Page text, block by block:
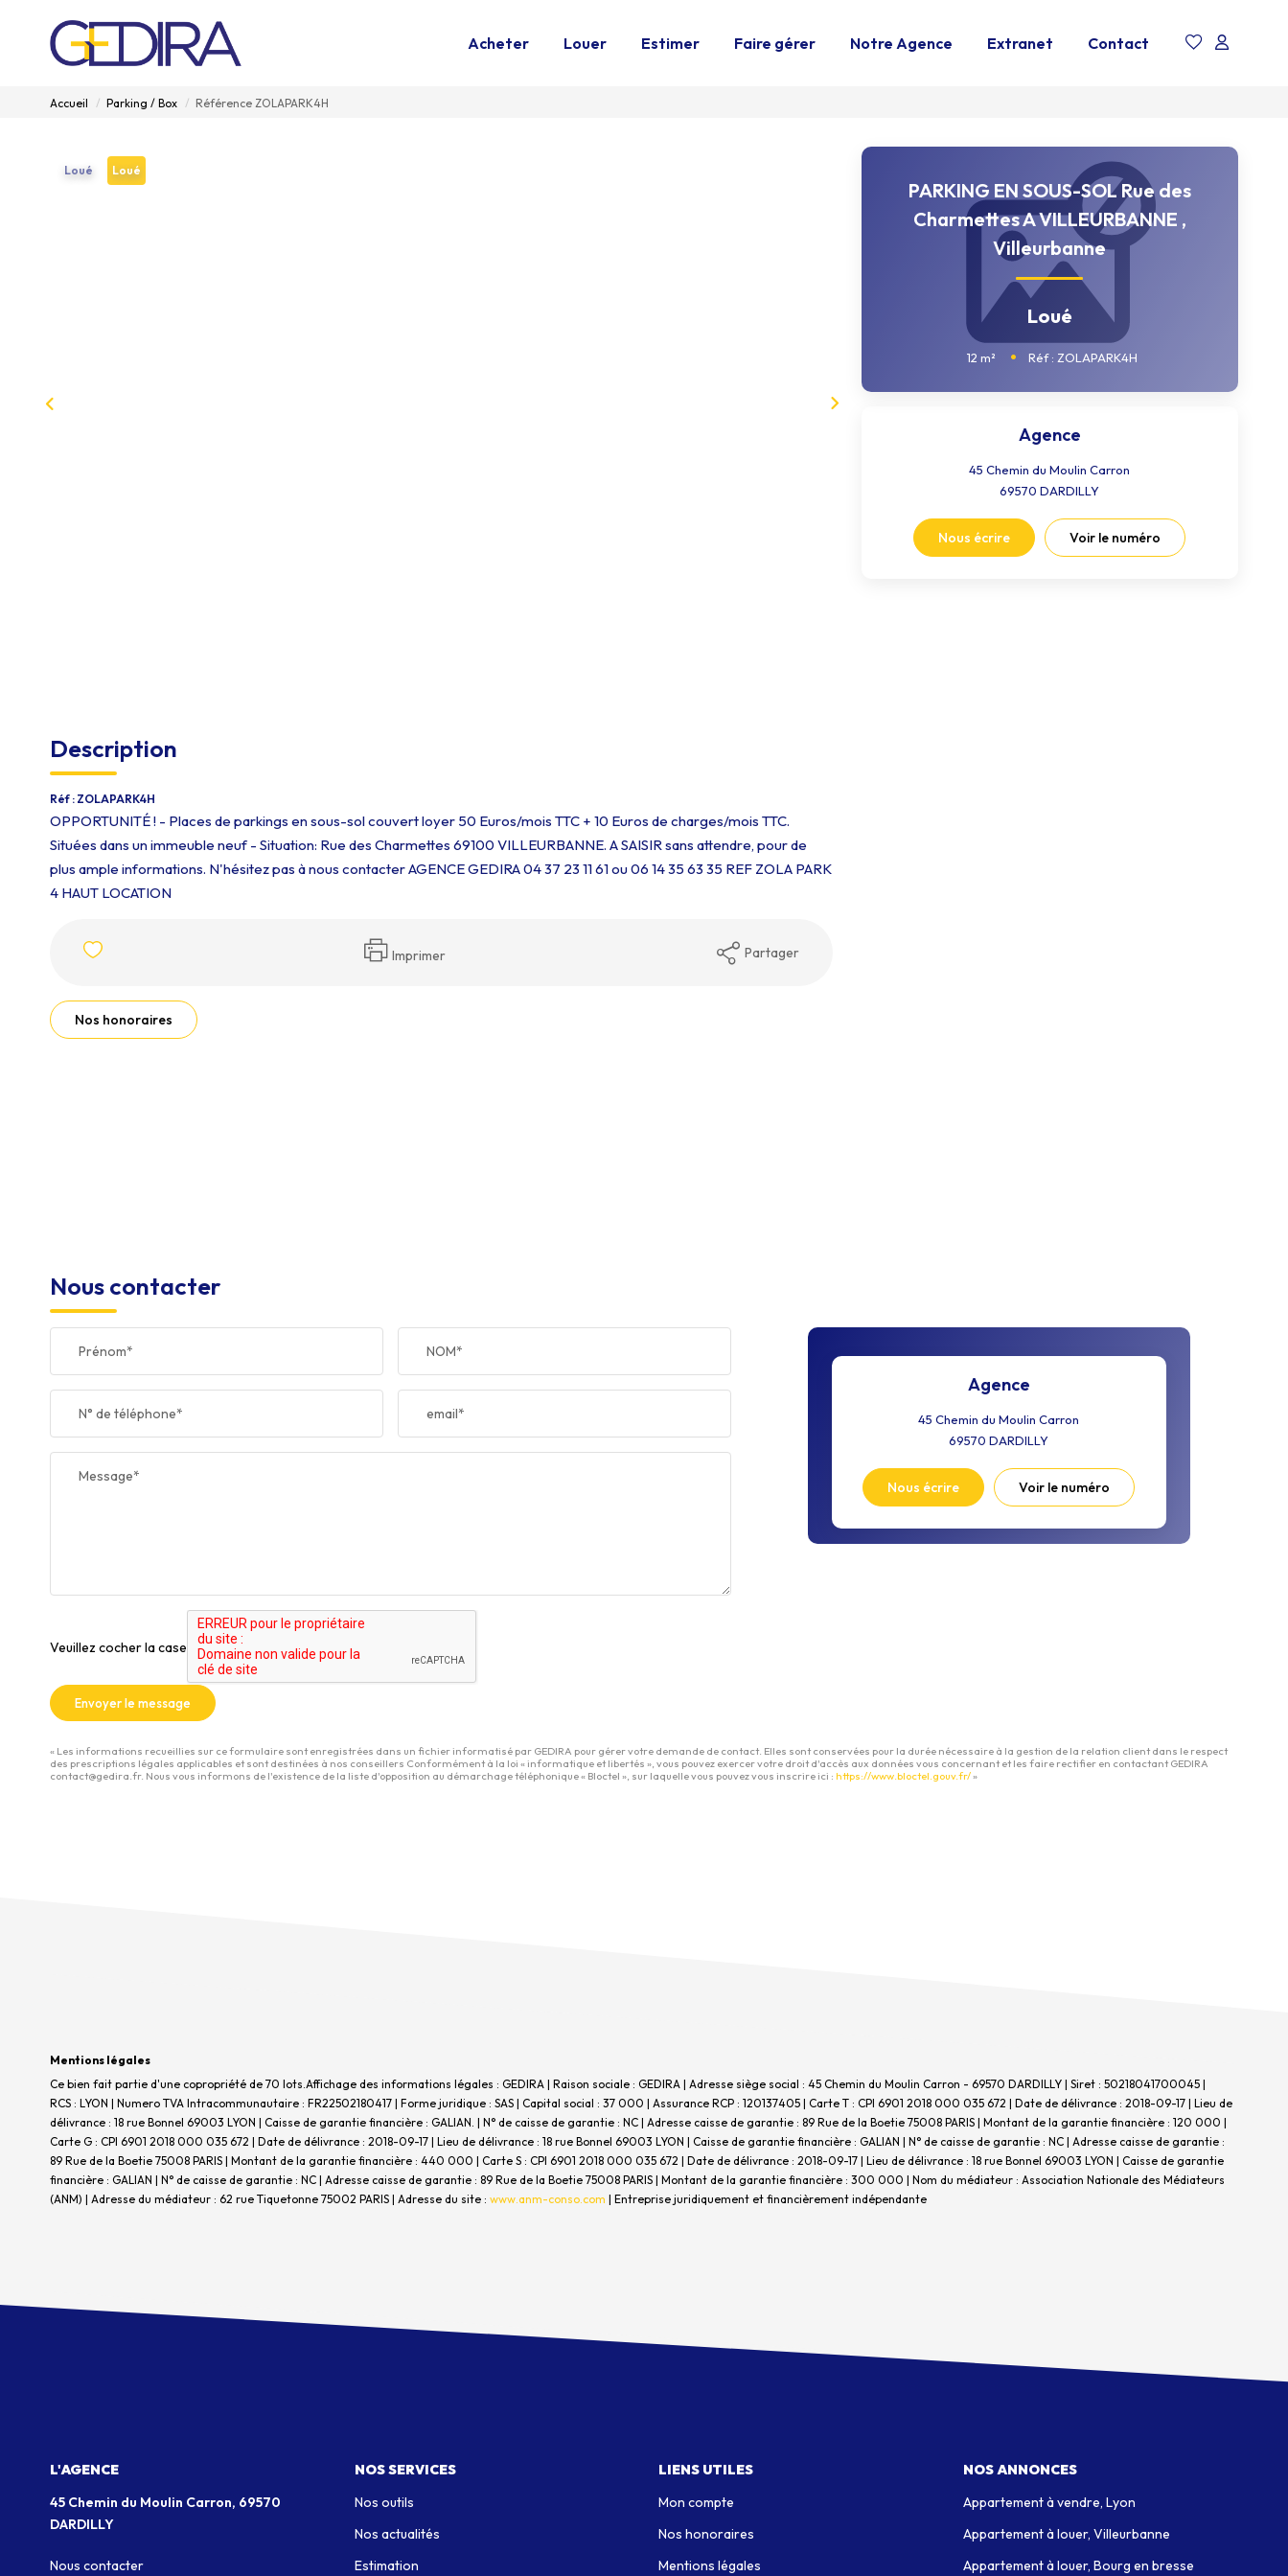
Acheter Louer Estimer Faire gérer Notre Agence Extranet Contact
Accueil Parking / Box Référence ZOLAPARK4H
Loué Loué
Description
Réf : ZOLAPARK4H
OPPORTUNITÉ ! - Places de parkings en sous-sol couvert loyer 50 Euros/mois TTC + 10 Euros de charges/mois TTC.
Situées dans un immeuble neuf - Situation: Rue des Charmettes 69100 VILLEURBANNE. A SAISIR sans attendre, pour de
plus ample informations. N'hésitez pas à nous contacter AGENCE GEDIRA 04 37 23 11 61 ou 06 14 35 63 35 REF ZOLA PARK
4 HAUT LOCATION
Imprimer Partager
Nos honoraires
PARKING EN SOUS-SOL Rue des
Charmettes A VILLEURBANNE ,
Villeurbanne
Loué
12m² Réf : ZOLAPARK4H
Agence
45 Chemin du Moulin Carron
69570DARDILLY
Nous écrire Voir le numéro
Nous contacter
Prénom* NOM*
N° de téléphone* email*
Message*
Veuillez cocher la case
Envoyer le message
Agence
45 Chemin du Moulin Carron
69570DARDILLY
Nous écrire Voir le numéro
« Les informations recueillies sur ce formulaire sont enregistrées dans un fichier informatisé par GEDIRA pour gérer votre demande de contact. Elles sont conservées pour la durée nécessaire à la gestion de la relation client dans le respect
des prescriptions légales applicables et sont destinées à nos conseillers Conformément à la loi « informatique et libertés », vous pouvez exercer votre droit d'accès aux données vous concernant et les faire rectifier en contactant GEDIRA
contact@gedira.fr. Nous vous informons de l'existence de la liste d'opposition au démarchage téléphonique « Bloctel », sur laquelle vous pouvez vous inscrire ici : https://www.bloctel.gouv.fr/»
Mentions légales
Ce bien fait partie d'une copropriété de 70 lots.Affichage des informations légales : GEDIRA | Raison sociale : GEDIRA | Adresse siège social : 45 Chemin du Moulin Carron - 69570 DARDILLY | Siret : 50218041700045 |
RCS : LYON | Numero TVA Intracommunautaire : FR22502180417 | Forme juridique : SAS | Capital social : 37 000 | Assurance RCP : 120137405 | Carte T : CPI 6901 2018 000 035 672 | Date de délivrance : 2018-09-17 | Lieu de
délivrance : 18 rue Bonnel 69003 LYON | Caisse de garantie financière : GALIAN. | N° de caisse de garantie : NC | Adresse caisse de garantie : 89 Rue de la Boetie 75008 PARIS | Montant de la garantie financière : 120 000 |
Carte G : CPI 6901 2018 000 035 672 | Date de délivrance : 2018-09-17 | Lieu de délivrance : 18 rue Bonnel 69003 LYON | Caisse de garantie financière : GALIAN | N° de caisse de garantie : NC | Adresse caisse de garantie :
89 Rue de la Boetie 75008 PARIS | Montant de la garantie financière : 440 000 | Carte S : CPI 6901 2018 000 035 672 | Date de délivrance : 2018-09-17 | Lieu de délivrance : 18 rue Bonnel 69003 LYON | Caisse de garantie
financière : GALIAN | N° de caisse de garantie : NC | Adresse caisse de garantie : 89 Rue de la Boetie 75008 PARIS | Montant de la garantie financière : 300 000 | Nom du médiateur : Association Nationale des Médiateurs
(ANM) | Adresse du médiateur : 62 rue Tiquetonne 75002 PARIS | Adresse du site : www.anm-conso.com | Entreprise juridiquement et financièrement indépendante
L'AGENCE
45 Chemin du Moulin Carron, 69570
DARDILLY
Nous contacter
NOS SERVICES
Nos outils
Nos actualités
Estimation
LIENS UTILES
Mon compte
Nos honoraires
Mentions légales
NOS ANNONCES
Appartement à vendre, Lyon
Appartement à louer, Villeurbanne
Appartement à louer, Bourg en bresse